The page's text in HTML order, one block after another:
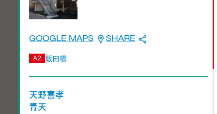
GOOGLE MAPS SHARE
A2 飯田橋
天野喜孝
青天